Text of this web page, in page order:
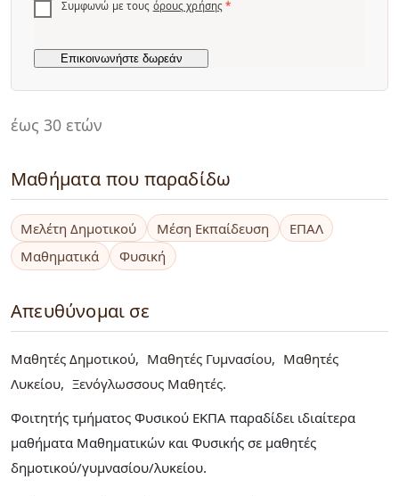
έως 30 ετών
Μαθήματα που παραδίδω
Μελέτη Δημοτικού Μέση Εκπαίδευση
ΕΠΑΛ
Μαθηματικά
Φυσική
Απευθύνομαι σε
Μαθητές Δημοτικού Μαθητές Γυμνασίου
Μαθητές
Λυκείου
Ξενόγλωσσους Μαθητές
Φοιτητής τμήματος Φυσικού ΕΚΠΑ παραδίδει ιδιαίτερα
μαθήματα Μαθηματικών και Φυσικής σε μαθητές
δημοτικού/γυμνασίου/λυκείου.
Συμφωνώ με τους όρους χρήσης *